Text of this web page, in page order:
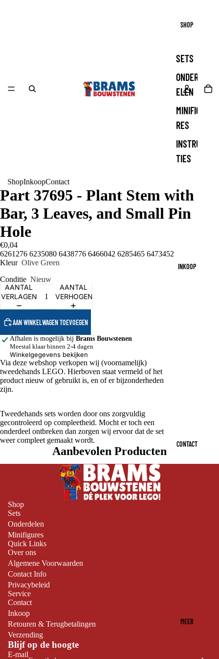
SHOP
SETS
ONDERD
ELEN
MINIFIGU
RES
INSTRUC
TIES
INKOOP
CONTACT
MEER
ShopInkoopContact
Part 37695 - Plant Stem with
Bar, 3 Leaves, and Small Pin
Hole
€0,04
6261276 6235080 6438776 6466042 6285465 6473452
Kleur Olive Green
Conditie Nieuw
AANTAL
VERLAGEN
AANTAL
VERHOGEN
AAN WINKELWAGEN TOEVOEGEN
Afhalen is mogelijk bij Brams Bouwstenen
Meestal klaar binnen 2-4 dagen
Winkelgegevens bekijken
Via deze webshop verkopen wij (voornamelijk)
tweedehands LEGO. Hierboven staat vermeld of het
product nieuw of gebruikt is, en of er bijzonderheden
zijn.
Tweedehands sets worden door ons zorgvuldig
gecontroleerd op compleetheid. Mocht er toch een
onderdeel ontbreken dan zorgen wij ervoor dat de set
weer compleet gemaakt wordt.
Aanbevolen Producten
Shop
Sets
Onderdelen
Minifigures
Quick Links
Over ons
Algemene Voorwaarden
Contact Info
Privacybeleid
Service
Contact
Inkoop
Retouren & Terugbetalingen
Verzending
Blijf op de hoogte
E-mail